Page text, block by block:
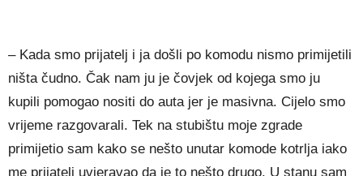
– Kada smo prijatelj i ja došli po komodu nismo primijetili
ništa čudno. Čak nam ju je čovjek od kojega smo ju
kupili pomogao nositi do auta jer je masivna. Cijelo smo
vrijeme razgovarali. Tek na stubištu moje zgrade
primijetio sam kako se nešto unutar komode kotrlja iako
me prijatelj uvjeravao da je to nešto drugo. U stanu sam